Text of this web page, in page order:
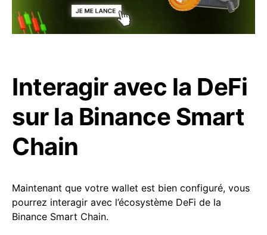
Interagir avec la DeFi
sur la Binance Smart
Chain
Maintenant que votre wallet est bien configuré, vous
pourrez interagir avec l’écosystème DeFi de la
Binance Smart Chain.